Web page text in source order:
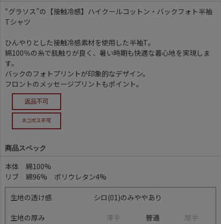
“グラソス”の【接触冷感】ハイクールコットン・バックフォト半袖
Tシャツ
ひんやりとした接触冷感素材を使用した半袖T。
綿100％の糸で肌触りが良く、暑い時期も快適な着心地を実現しま
す。
バックのフォトプリントが印象的なデザイン。
フロントのメッセージプリントもポイント。
商品スペック
本体 綿100%
リブ 綿96% ポリウレタン4%
生地の透け感 シロ(01)のみややあり
生地の厚み 薄手 普通 厚手